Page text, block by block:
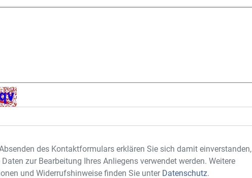
des Kontaktformulars erklären Sie sich damit einverstanden,
zur Bearbeitung Ihres Anliegens verwendet werden. Weitere
und Widerrufshinweise finden Sie unter Datenschutz.